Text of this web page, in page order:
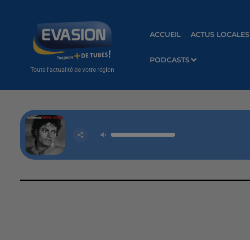
Toute l'actualité de votre région
ACCUEIL ACTUS LOCALES
PODCASTS